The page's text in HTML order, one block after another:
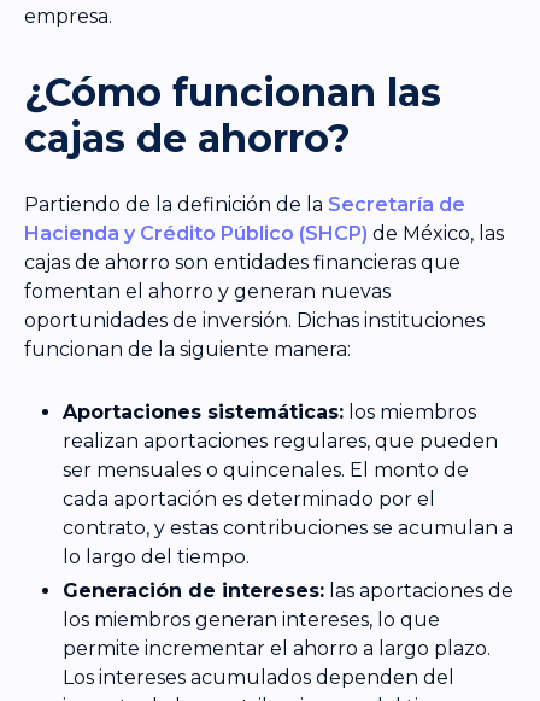
empresa.
¿Cómo funcionan las
cajas de ahorro?
Partiendo de la definición de la Secretaría de
Hacienda y Crédito Público (SHCP) de México, las
cajas de ahorro son entidades financieras que
fomentan el ahorro y generan nuevas
oportunidades de inversión. Dichas instituciones
funcionan de la siguiente manera:
Aportaciones sistemáticas: los miembros
realizan aportaciones regulares, que pueden
ser mensuales o quincenales. El monto de
cada aportación es determinado por el
contrato, y estas contribuciones se acumulan a
lo largo del tiempo.
Generación de intereses: las aportaciones de
los miembros generan intereses, lo que
permite incrementar el ahorro a largo plazo.
Los intereses acumulados dependen del